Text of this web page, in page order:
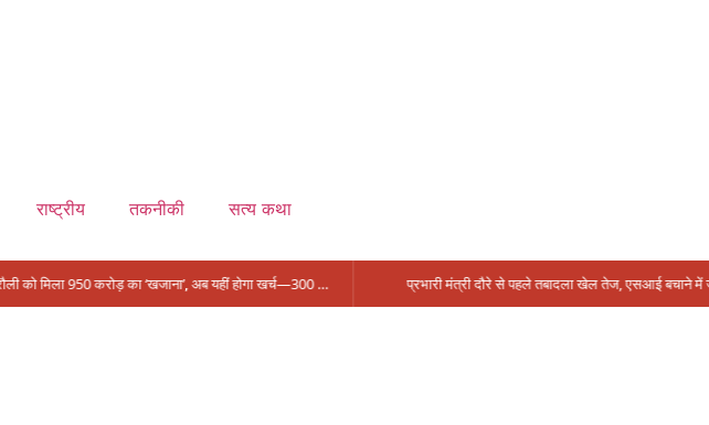
राष्ट्रीय तकनीकी सत्य कथा
सिंगरौली को मिला 950 करोड़ का ‘खजाना’, अब यहीं होगा खर्च—300 करोड़ की बायपास सड़क को हरी झंडी!